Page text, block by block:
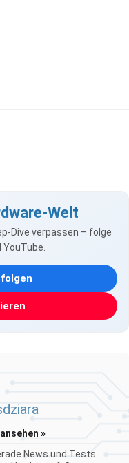
Welt
Dive verpassen – folge
YouTube.
»
News und Tests